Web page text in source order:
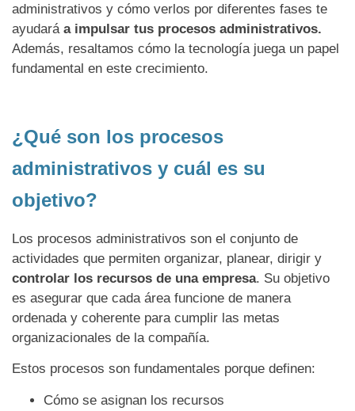
administrativos y cómo verlos por diferentes fases te
ayudará a impulsar tus procesos administrativos.
Además, resaltamos cómo la tecnología juega un papel
fundamental en este crecimiento.
¿Qué son los procesos
administrativos y cuál es su
objetivo?
Los procesos administrativos son el conjunto de
actividades que permiten organizar, planear, dirigir y
controlar los recursos de una empresa. Su objetivo
es asegurar que cada área funcione de manera
ordenada y coherente para cumplir las metas
organizacionales de la compañía.
Estos procesos son fundamentales porque definen:
Cómo se asignan los recursos